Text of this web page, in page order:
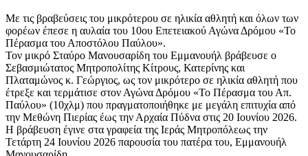
Με τις βραβεύσεις του μικρότερου σε ηλικία αθλητή και όλων των
φορέων έπεσε η αυλαία του 10ου Επετειακού Αγώνα Δρόμου «Το
Πέρασμα του Αποστόλου Παύλου».
Τον μικρό Σταύρο Μανουσαρίδη του Εμμανουήλ βράβευσε ο
Σεβασμιώτατος Μητροπολίτης Κίτρους, Κατερίνης και
Πλαταμώνος κ. Γεώργιος, ως τον μικρότερο σε ηλικία αθλητή που
έτρεξε και τερμάτισε στον Αγώνα Δρόμου «Το Πέρασμα του Απ.
Παύλου» (10χλμ) που πραγματοποιήθηκε με μεγάλη επιτυχία από
την Μεθώνη Πιερίας έως την Αρχαία Πύδνα στις 20 Ιουνίου 2026.
Η βράβευση έγινε στα γραφεία της Ιεράς Μητροπόλεως την
Τετάρτη 24 Ιουνίου 2026 παρουσία του πατέρα του, Εμμανουήλ